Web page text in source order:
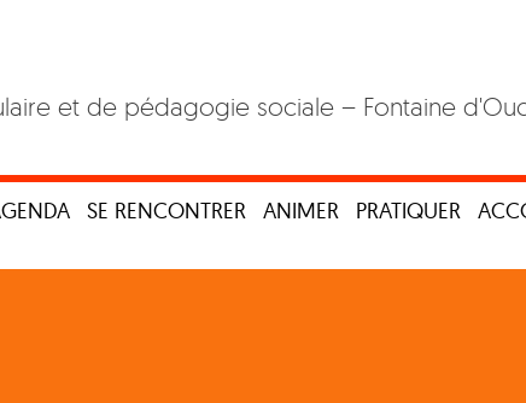
et de pédagogie sociale – Fontaine
SE RENCONTRER ANIMER PRATIQUER